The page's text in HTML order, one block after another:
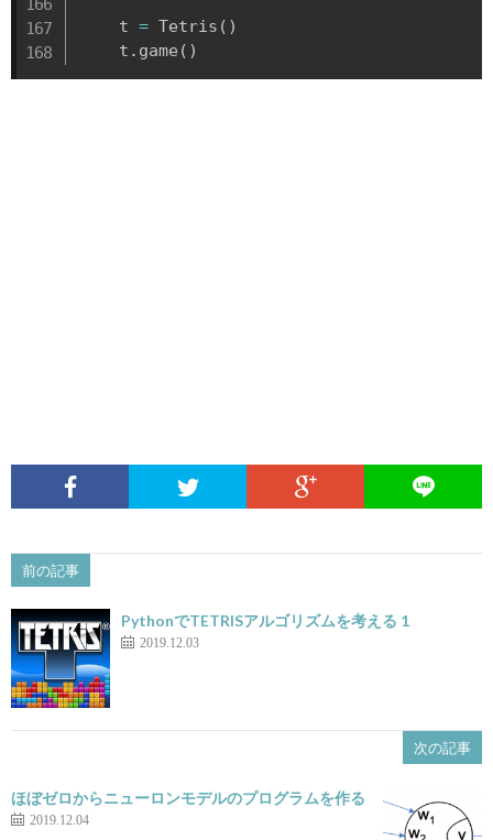
    t
= Tetris ( )
    t
. game ( )
前の記事
PythonでTETRISアルゴリズムを考える 1
2019.12.03
次の記事
ほぼゼロからニューロンモデルのプログラムを作る
2019.12.04